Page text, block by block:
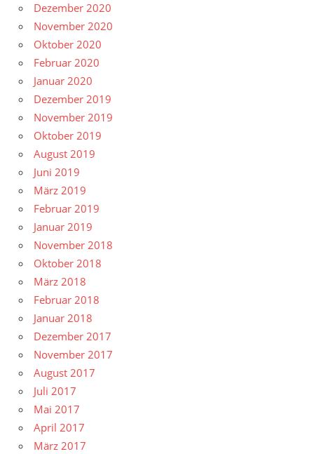
Dezember 2020
November 2020
Oktober 2020
Februar 2020
Januar 2020
Dezember 2019
November 2019
Oktober 2019
August 2019
Juni 2019
März 2019
Februar 2019
Januar 2019
November 2018
Oktober 2018
März 2018
Februar 2018
Januar 2018
Dezember 2017
November 2017
August 2017
Juli 2017
Mai 2017
April 2017
März 2017